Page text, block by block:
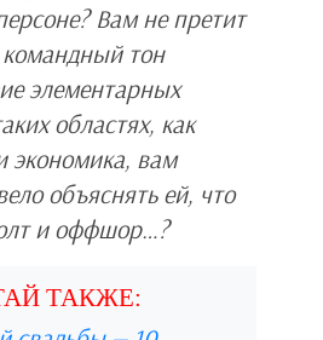
Вам не претит
тон
элементарных
областях, как
экономика, вам
объяснять ей, что
и оффшор…?